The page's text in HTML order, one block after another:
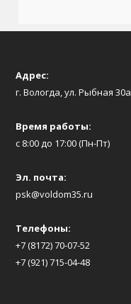
Адрес:
г. Вологда, ул. Рыбная 30а
Время работы:
с 8:00 до 17:00 (Пн-Пт)
Эл. почта:
psk@voldom35.ru
Телефоны:
+7 (8172) 70-07-52
+7 (921) 715-04-48